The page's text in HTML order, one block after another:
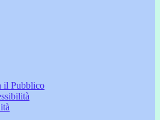
il Pubblico